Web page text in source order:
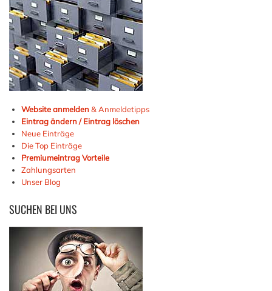
Website anmelden& Anmeldetipps
Eintrag ändern / Eintrag löschen
Neue Einträge
Die Top Einträge
Premiumeintrag Vorteile
Zahlungsarten
Unser Blog
SUCHEN BEI UNS